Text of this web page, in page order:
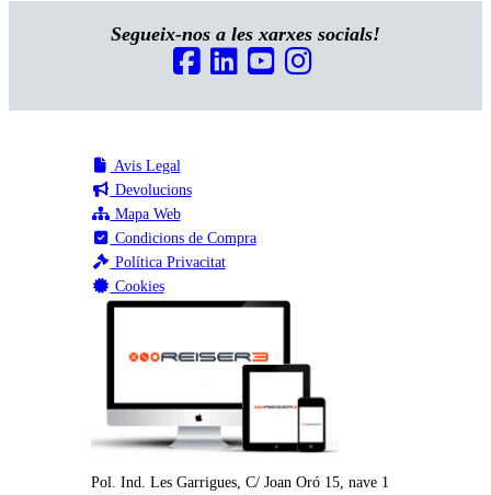
Segueix-nos a les xarxes socials!
Avis Legal
Devolucions
Mapa Web
Condicions de Compra
Política Privacitat
Cookies
Pol. Ind. Les Garrigues, C/ Joan Oró 15, nave 1